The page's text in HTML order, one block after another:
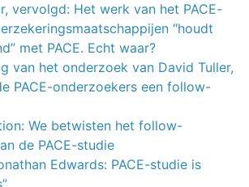
vervolgd: Het werk van het PACE-
“houdt
met PACE. Echt waar?
van het onderzoek van David Tuller,
PACE-onderzoekers een follow-
We betwisten het follow-
de PACE-studie
Edwards: PACE-studie is